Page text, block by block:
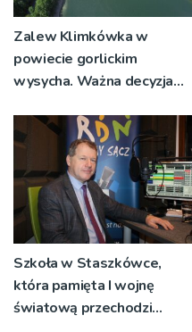
Zalew Klimkówka w
powiecie gorlickim
wysycha. Ważna decyzja
Szkoła w Staszkówce,
która pamięta I wojnę
światową przechodzi